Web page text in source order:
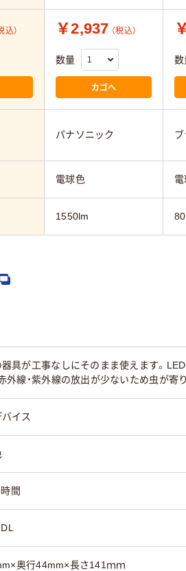
込） ￥2,937 （税込）
数量
カゴへ
数
パナソニック
電球色
1550lm
具が工事なしにそのまま使えます。
外線・紫外線の放出が少ないため虫が寄
イス
間
奥行44mm×長さ141ｍｍ